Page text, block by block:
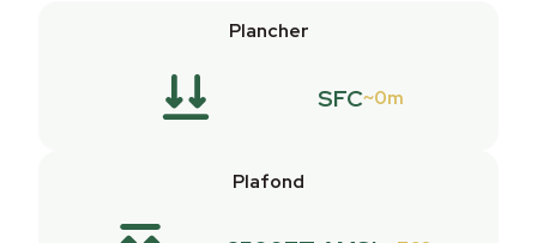
Plancher
SFC 0m
Plafond